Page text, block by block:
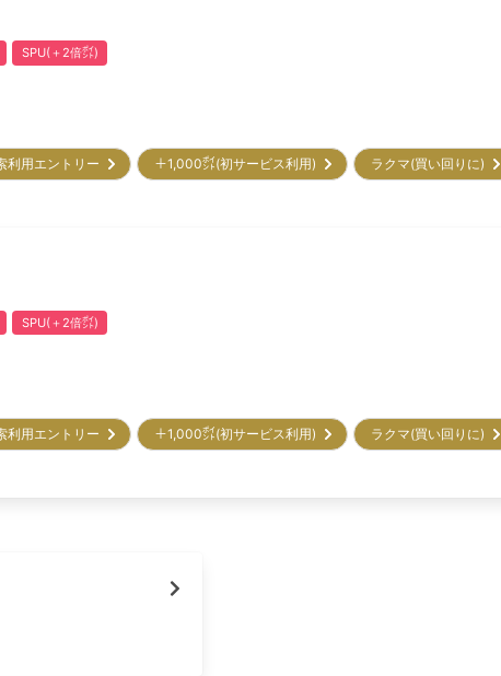
SPU(＋2倍㌽)
利用エントリー ＋1,000㌽(初サービス利用) ラクマ(買い回りに)
SPU(＋2倍㌽)
利用エントリー ＋1,000㌽(初サービス利用) ラクマ(買い回りに)